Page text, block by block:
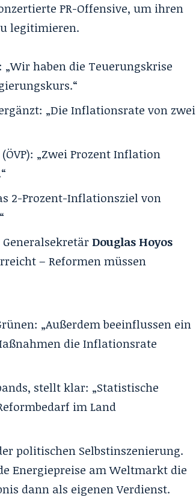
PR-Offensive, um ihren
legitimieren.
„Wir haben die Teuerungskrise
„Die Inflationsrate von zwei
(ÖVP): „Zwei Prozent Inflation
2-Prozent-Inflationsziel von
GeneralsekretärDouglas Hoyos
– Reformen müssen
„Außerdem beeinflussen ein
die Inflationsrate
stellt klar: „Statistische
im Land
politischen Selbstinszenierung.
Energiepreise am Weltmarkt die
dann als eigenen Verdienst.